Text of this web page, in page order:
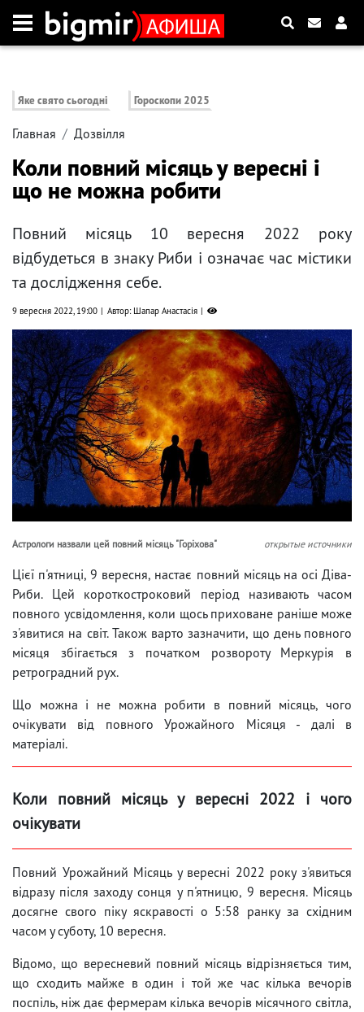
Яке свято сьогодні Гороскопи 2025
Главная Дозвілля
Коли повний місяць у вересні і
що не можна робити
Повний місяць 10 вересня 2022 року
відбудеться в знаку Риби і означає час містики
та дослідження себе.
9 вересня 2022, 19:00 Автор: Шапар Анастасія
Астрологи назвали цей повний місяць "Горіхова" открытые источники
Цієї п'ятниці, 9 вересня, настає повний місяць на осі Діва-
Риби. Цей короткостроковий період називають часом
повного усвідомлення, коли щось приховане раніше може
з'явитися на світ. Також варто зазначити, що день повного
місяця збігається з початком розвороту Меркурія в
ретроградний рух.
Що можна і не можна робити в повний місяць, чого
очікувати від повного Урожайного Місяця - далі в
матеріалі.
Коли повний місяць у вересні 2022 і чого
очікувати
Повний Урожайний Місяць у вересні 2022 року з'явиться
відразу після заходу сонця у п'ятницю, 9 вересня. Місяць
досягне свого піку яскравості о 5:58 ранку за східним
часом у суботу, 10 вересня.
Відомо, що вересневий повний місяць відрізняється тим,
що сходить майже в один і той же час кілька вечорів
поспіль, ніж дає фермерам кілька вечорів місячного світла,